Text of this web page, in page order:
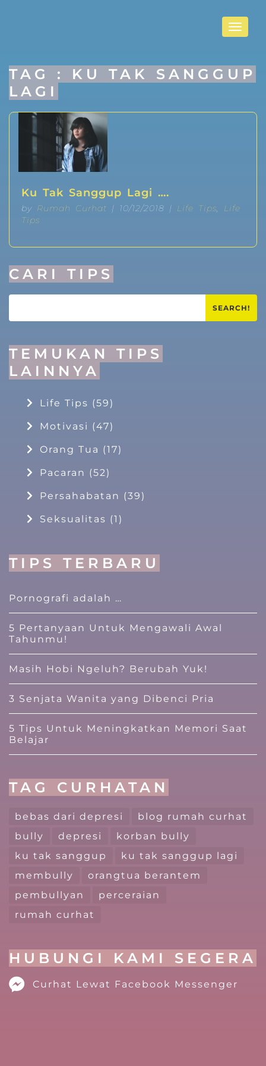
Toggle
TAG : KU TAK SANGGUP
LAGI
Ku Tak Sanggup Lagi ….
by Rumah Curhat | 10/12/2018 | Life Tips, Life
Tips
CARI TIPS
SEARCH!
TEMUKAN TIPS
LAINNYA
Life Tips (59)
Motivasi (47)
Orang Tua (17)
Pacaran (52)
Persahabatan (39)
Seksualitas (1)
TIPS TERBARU
Pornografi adalah …
5 Pertanyaan Untuk Mengawali Awal
Tahunmu!
Masih Hobi Ngeluh? Berubah Yuk!
3 Senjata Wanita yang Dibenci Pria
5 Tips Untuk Meningkatkan Memori Saat
Belajar
TAG CURHATAN
bebas dari depresi
blog rumah curhat
bully
depresi
korban bully
ku tak sanggup
ku tak sanggup lagi
membully
orangtua berantem
pembullyan
perceraian
rumah curhat
HUBUNGI KAMI SEGERA
Curhat Lewat Facebook Messenger